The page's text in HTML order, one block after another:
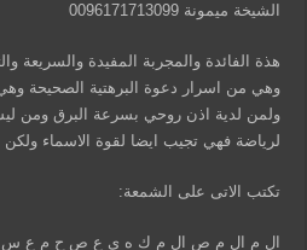
الشيخة ميمونة 0096171713099
هذة الفائدة والمجربة المفيدة والسريعة
وهي من اسرار دعوة البرهتية الصحيحة
ولمن لدية اذن روحي بسرعة البرق ومن
لرياضة فهي تجيب ايضا لقوة الاسماء ولكن بعد 3
تكتب الاتى على الشمعة:
ال م ال م ص ال م ك ه ى ع ص ح م ع